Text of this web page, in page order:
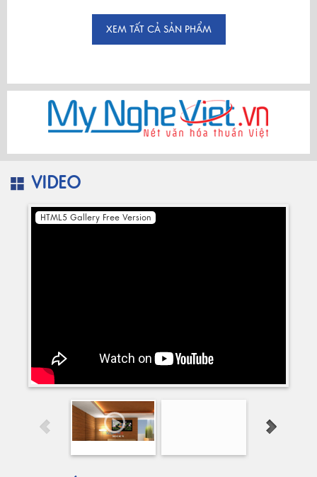
XEM TẤT CẢ SẢN PHẨM
VIDEO
HTML5 Gallery Free Version